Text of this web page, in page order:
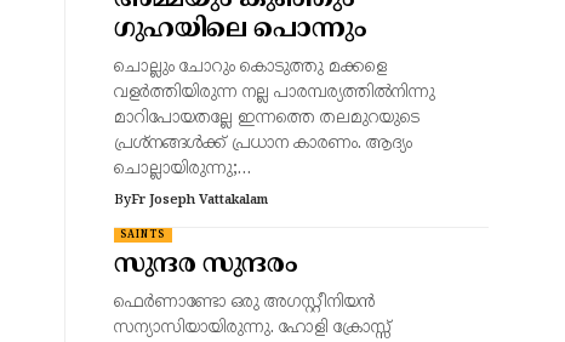
ഗുഹയിലെ പൊന്നും
ചൊല്ലും ചോറും കൊടുത്തു മക്കളെ
വളർത്തിയിരുന്ന നല്ല പാരമ്പര്യത്തിൽനിന്നു
മാറിപോയതല്ലേ ഇന്നത്തെ തലമുറയുടെ
പ്രശ്നങ്ങൾക്ക് പ്രധാന കാരണം. ആദ്യം
ചൊല്ലായിരുന്നു;…
ByFr Joseph Vattakalam
SAINTS
സുന്ദര സുന്ദരം
ഫെർണാണ്ടോ ഒരു അഗസ്റ്റീനിയൻ
സന്യാസിയായിരുന്നു. ഹോളി ക്രോസ്സ്